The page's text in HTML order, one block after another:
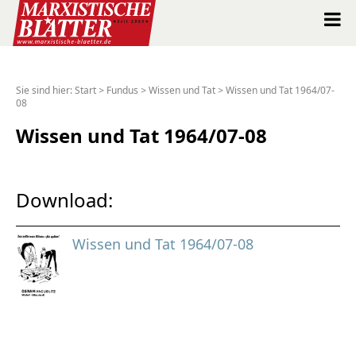
Alle Ausgaben seit 1963
Shop
Abo
Spenden
Sie sind hier:Start > Fundus >Wissen und Tat >Wissen und Tat 1964/07-
08
Wissen und Tat 1964/07-08
Download:
Wissen und Tat 1964/07-08